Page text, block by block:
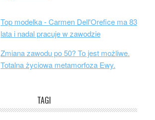
Top modelka - Carmen Dell'Orefice ma 83
lata i nadal pracuje w zawodzie
Zmiana zawodu po 50? To jest możliwe.
Totalna życiowa metamorfoza Ewy.
TAGI